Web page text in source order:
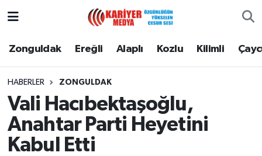
Zonguldak Ereğli Alaplı Kozlu Kilimli
HABERLER ZONGULDAK
Vali Hacıbektaşoğlu,
Anahtar Parti Heyetini
Kabul Etti
Zonguldak
Alaplı
Kozlu
Zonguldak Nöbetçi Eczaneler
Zonguldak Namaz Vakitleri
Zonguldak Trafik Yoğunluk Haritası